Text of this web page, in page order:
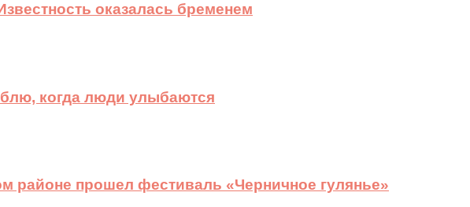
оказалась бременем
когда люди улыбаются
районе прошел фестиваль «Черничное гулянье»